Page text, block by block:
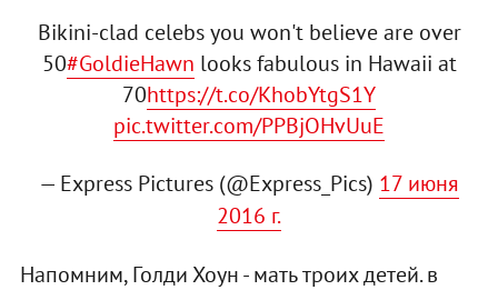
Bikini-clad celebs you won't believe are over
50#GoldieHawn looks fabulous in Hawaii at
70https://t.co/KhobYtgS1Y
pic.twitter.com/PPBjOHvUuE
— Express Pictures (@Express_Pics) 17 июня
2016 г.
Напомним, Голди Хоун - мать троих детей. в